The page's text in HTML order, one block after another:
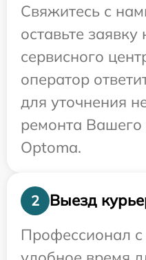
Свяжитесь с
оставьте заявку
сервисного
оператор
для уточнения
ремонта Вашего
Optoma.
2
Выезд
Профессионал